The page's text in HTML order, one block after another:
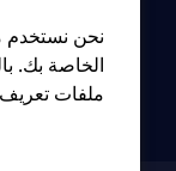
نحن نستخدم
الخاصة بك.
ملفات تعريف